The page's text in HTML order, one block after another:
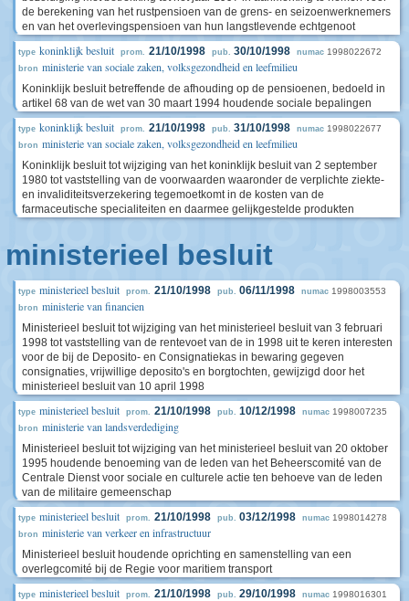
de berekening van het rustpensioen van de grens- en seizoenwerknemers
en van het overlevingspensioen van hun langstlevende echtgenoot
type koninklijk besluit prom. 21/10/1998 pub. 30/10/1998 numac 1998022672
bron ministerie van sociale zaken, volksgezondheid en leefmilieu
Koninklijk besluit betreffende de afhouding op de pensioenen, bedoeld in
artikel 68 van de wet van 30 maart 1994 houdende sociale bepalingen
type koninklijk besluit prom. 21/10/1998 pub. 31/10/1998 numac 1998022677
bron ministerie van sociale zaken, volksgezondheid en leefmilieu
Koninklijk besluit tot wijziging van het koninklijk besluit van 2 september
1980 tot vaststelling van de voorwaarden waaronder de verplichte ziekte-
en invaliditeitsverzekering tegemoetkomt in de kosten van de
farmaceutische specialiteiten en daarmee gelijkgestelde produkten
ministerieel besluit
type ministerieel besluit prom. 21/10/1998 pub. 06/11/1998 numac 1998003553
bron ministerie van financien
Ministerieel besluit tot wijziging van het ministerieel besluit van 3 februari
1998 tot vaststelling van de rentevoet van de in 1998 uit te keren interesten
voor de bij de Deposito- en Consignatiekas in bewaring gegeven
consignaties, vrijwillige deposito's en borgtochten, gewijzigd door het
ministerieel besluit van 10 april 1998
type ministerieel besluit prom. 21/10/1998 pub. 10/12/1998 numac 1998007235
bron ministerie van landsverdediging
Ministerieel besluit tot wijziging van het ministerieel besluit van 20 oktober
1995 houdende benoeming van de leden van het Beheerscomité van de
Centrale Dienst voor sociale en culturele actie ten behoeve van de leden
van de militaire gemeenschap
type ministerieel besluit prom. 21/10/1998 pub. 03/12/1998 numac 1998014278
bron ministerie van verkeer en infrastructuur
Ministerieel besluit houdende oprichting en samenstelling van een
overlegcomité bij de Regie voor maritiem transport
type ministerieel besluit prom. 21/10/1998 pub. 29/10/1998 numac 1998016301